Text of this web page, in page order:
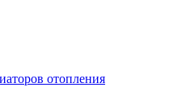
отопления